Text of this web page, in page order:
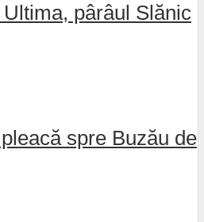
pârâul Slănic
spre Buzău de